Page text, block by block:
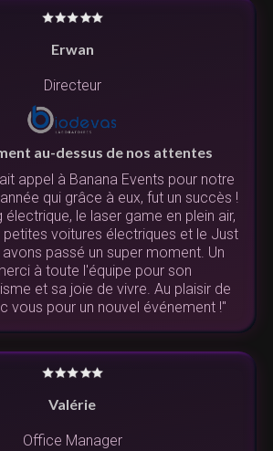
Erwan
Directeur
au-dessus de nos attentes
appel à Banana Events pour notre
qui grâce à eux, fut un succès !
électrique, le laser game en plein air,
voitures électriques et le Just
avons passé un super moment. Un
à toute l'équipe pour son
et sa joie de vivre. Au plaisir de
vous pour un nouvel événement !"
Valérie
Office Manager